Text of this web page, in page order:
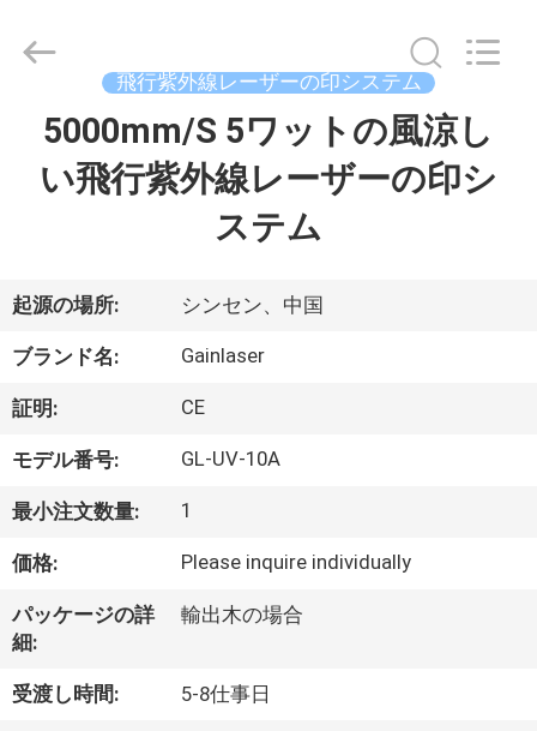
私
達
に
つ
て
2020
Gainlaser
Technology
飛行紫外線レーザーの印システム
5000mm/S 5ワットの風涼し
い飛行紫外線レーザーの印シ
ステム
起源の場所: シンセン、中国
ブランド名: Gainlaser
証明: CE
モデル番号: GL-UV-10A
最小注文数量: 1
価格: Please inquire individually
パッケージの詳
細:
輸出木の場合
受渡し時間: 5-8仕事日